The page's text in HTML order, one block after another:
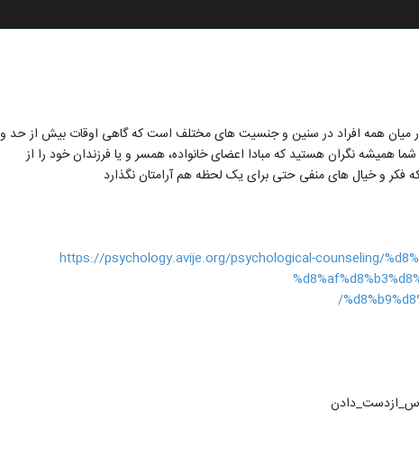
میان همه افراد در سنین و جنسیت های مختلف است که گاهی اوقات بیش از حد و
همیشه نگران هستید که مبادا اعضای خانواده، همسر و یا فرزندان خود را از
و خیال های منفی حتی برای یک لحظه هم آرامتان نگذارد
https://psychology.avije.org/psychological-counseling/